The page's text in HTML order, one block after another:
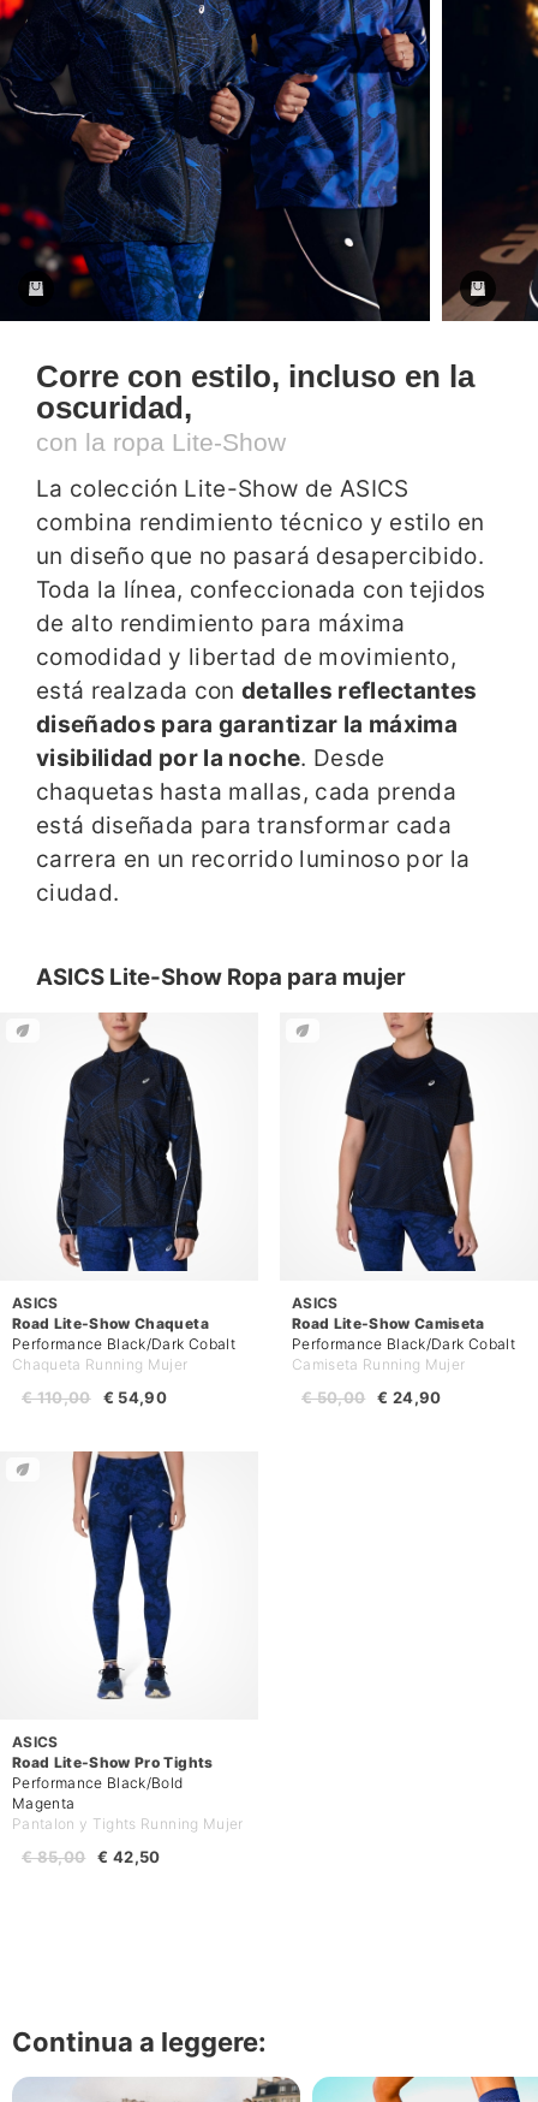
Corre con estilo, incluso en la
oscuridad,
con la ropa Lite-Show
La colección Lite-Show de ASICS
combina rendimiento técnico y estilo en
un diseño que no pasará desapercibido.
Toda la línea, confeccionada con tejidos
de alto rendimiento para máxima
comodidad y libertad de movimiento,
está realzada condetalles reflectantes
diseñados para garantizar la máxima
visibilidad por la noche. Desde
chaquetas hasta mallas, cada prenda
está diseñada para transformar cada
carrera en un recorrido luminoso por la
ciudad.
ASICS Lite-Show Ropa para mujer
ASICS
Road Lite-Show Chaqueta
Performance Black/Dark Cobalt
Chaqueta Running Mujer
€ 54,90
€ 110,00
ASICS
Road Lite-Show Camiseta
Performance Black/Dark Cobalt
Camiseta Running Mujer
€ 24,90
€ 50,00
ASICS
Road Lite-Show Pro Tights
Performance Black/Bold
Magenta
Pantalon y Tights Running Mujer
€ 42,50
€ 85,00
Continua a leggere: